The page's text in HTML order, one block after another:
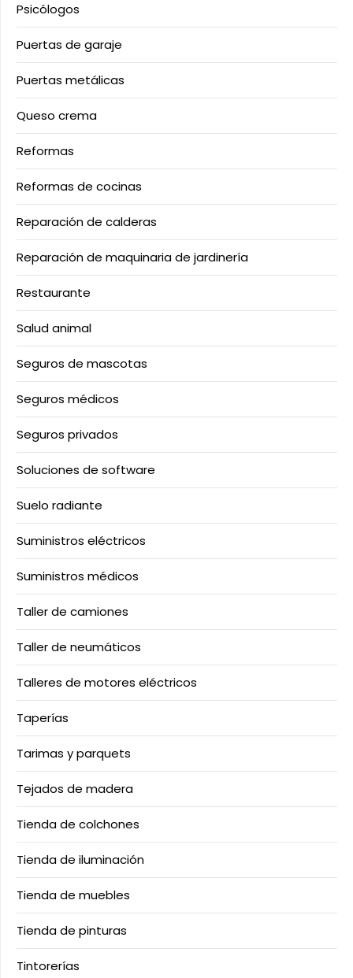
Psicólogos
Puertas de garaje
Puertas metálicas
Queso crema
Reformas
Reformas de cocinas
Reparación de calderas
Reparación de maquinaria de jardinería
Restaurante
Salud animal
Seguros de mascotas
Seguros médicos
Seguros privados
Soluciones de software
Suelo radiante
Suministros eléctricos
Suministros médicos
Taller de camiones
Taller de neumáticos
Talleres de motores eléctricos
Taperías
Tarimas y parquets
Tejados de madera
Tienda de colchones
Tienda de iluminación
Tienda de muebles
Tienda de pinturas
Tintorerías